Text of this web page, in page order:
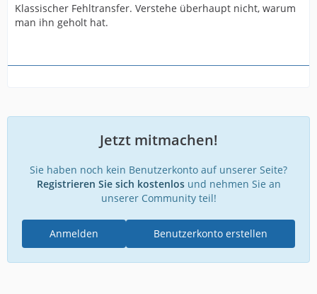
Klassischer Fehltransfer. Verstehe überhaupt nicht, warum
man ihn geholt hat.
Jetzt mitmachen!
Sie haben noch kein Benutzerkonto auf unserer Seite?
Registrieren Sie sich kostenlosund nehmen Sie an
unserer Community teil!
Benutzerkonto erstellen
Anmelden